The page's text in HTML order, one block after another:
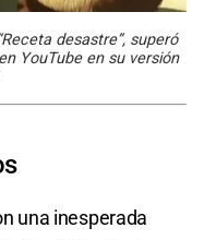
desastre”, superó
YouTube en su versión
una inesperada